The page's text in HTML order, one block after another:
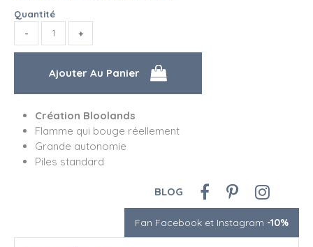
Quantité
Création Bloolands
Flamme qui bouge réellement
Grande autonomie
Piles standard
BLOG
Fan Facebook et Instagram -10%